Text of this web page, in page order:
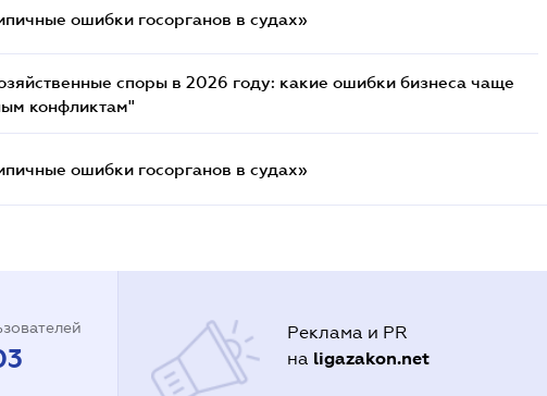
ошибки госорганов в судах»
споры в 2026 году: какие ошибки бизнеса чаще
конфликтам"
ошибки госорганов в судах»
Реклама и PR
на ligazakon.net